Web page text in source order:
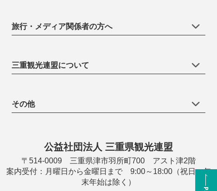
旅行・メディア関係者の方へ
三重観光連盟について
その他
公益社団法人 三重県観光連盟
〒514-0009 三重県津市羽所町700 アスト津2階
案内受付：月曜日から金曜日まで 9:00～18:00（祝日・年
末年始は除く）